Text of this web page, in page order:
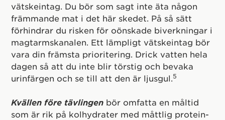
vätskeintag. Du bör som sagt inte äta någon
främmande mat i det här skedet. På så sätt
förhindrar du risken för oönskade biverkningar i
magtarmskanalen. Ett lämpligt vätskeintag bör
vara din främsta prioritering. Drick vatten hela
dagen så att du inte blir törstig och bevaka
urinfärgen och se till att den är ljusgul.5
Kvällen före tävlingenbör omfatta en måltid
som är rik på kolhydrater med måttlig protein-